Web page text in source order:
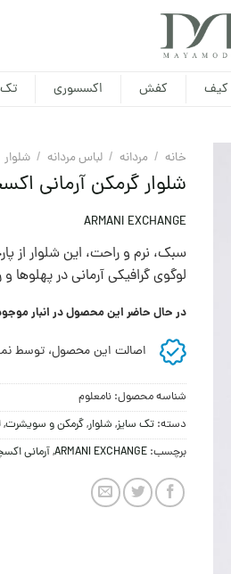
کیف کفش اکسسوری
خانه / مردانه / لباس مردانه / شلوار
شلوار گرمکن آرمانی
ARMANI EXCHANGE
سبک، نرم و راحت، این شلوار از
لوگوی گرافیکی آرمانی در
در حال حاضر این محصول در انبار
اصالت این محصول، توسط
شناسه محصول: نامعلوم
دسته: تک سایز, شلوار,گرمکن و سویشرت,
برچسب: ARMANI EXCHANGE
,آرمانی